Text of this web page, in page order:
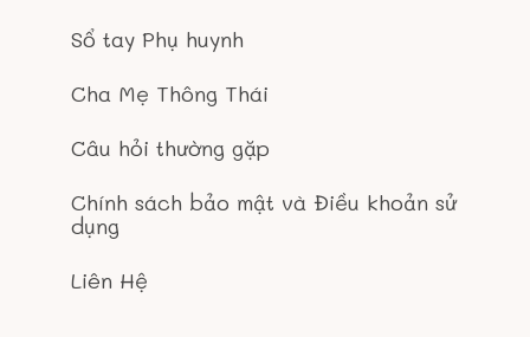
Sổ tay Phụ huynh
Cha Mẹ Thông Thái
Câu hỏi thường gặp
Chính sách bảo mật và Điều khoản sử
dụng
Liên Hệ